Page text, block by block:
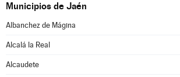
Municipios de Jaén
Albanchez de Mágina
Alcalá la Real
Alcaudete